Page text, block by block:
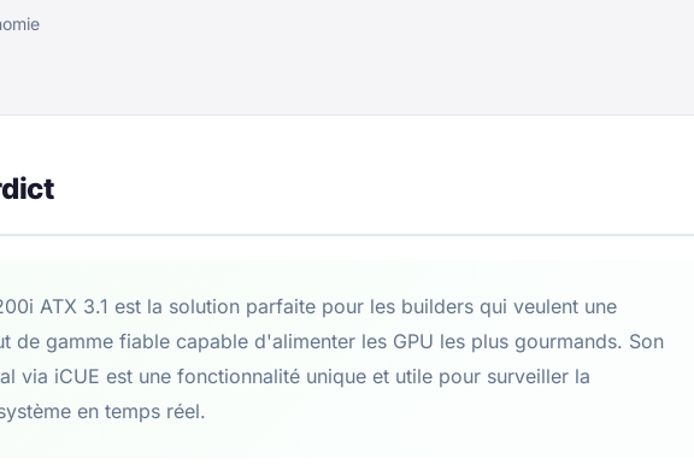
ATX 3.1 est la solution parfaite pour les builders qui veulent une
de gamme fiable capable d'alimenter les GPU les plus gourmands. Son
via iCUE est une fonctionnalité unique et utile pour surveiller la
en temps réel.